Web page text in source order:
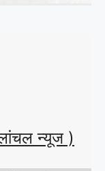
न्यूज )